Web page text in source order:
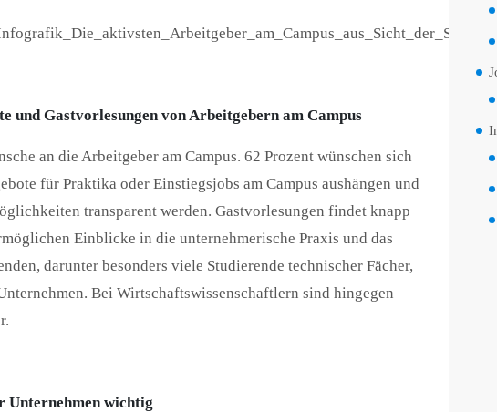
und Gastvorlesungen von Arbeitgebern am Campus
an die Arbeitgeber am Campus. 62 Prozent wünschen sich
für Praktika oder Einstiegsjobs am Campus aushängen und
transparent werden. Gastvorlesungen findet knapp
Einblicke in die unternehmerische Praxis und das
darunter besonders viele Studierende technischer Fächer,
Bei Wirtschaftswissenschaftlern sind hingegen
Unternehmen wichtig